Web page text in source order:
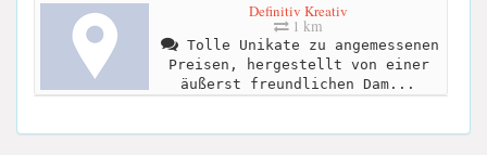
Definitiv Kreativ
1 km
Tolle Unikate zu angemessenen
Preisen, hergestellt von einer
äußerst freundlichen Dam...